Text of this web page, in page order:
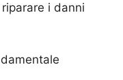
i danni